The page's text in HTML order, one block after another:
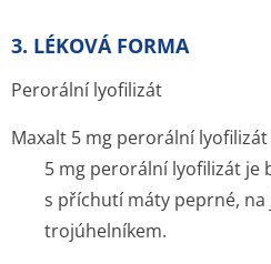
3. LÉKOVÁ FORMA
Perorální lyofilizát
Maxalt 5 mg perorální lyofilizát
5 mg perorální lyofilizát je
s příchutí máty peprné,
trojúhelníkem.